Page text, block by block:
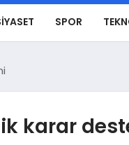
SPOR
karar